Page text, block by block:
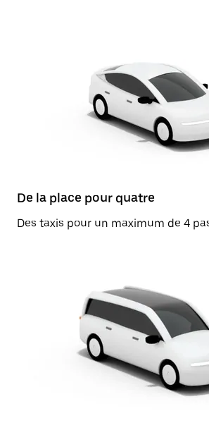
De la place pour quatre
Des taxis pour un maximum de 4